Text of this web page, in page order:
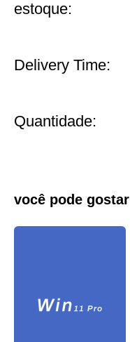
estoque:
Delivery Time:
Quantidade:
você pode gostar